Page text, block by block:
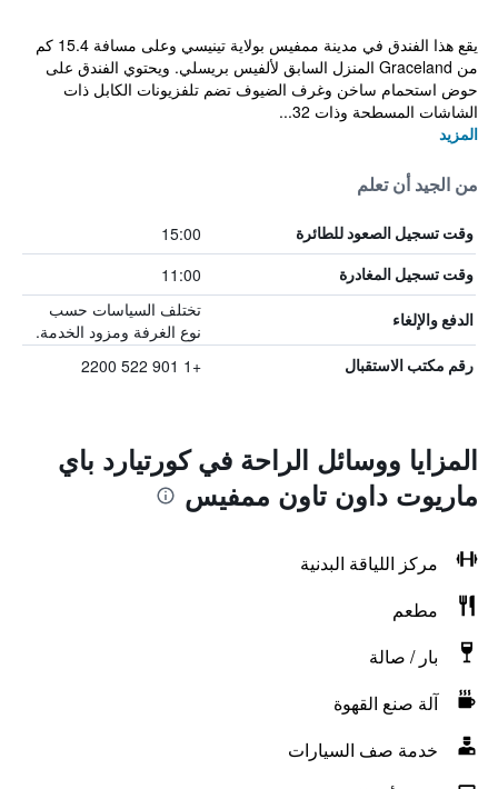
يقع هذا الفندق في مدينة ممفيس بولاية تينيسي وعلى مسافة 15.4 كم
من Graceland المنزل السابق لألفيس بريسلي. ويحتوي الفندق على
حوض استحمام ساخن وغرف الضيوف تضم تلفزيونات الكابل ذات
الشاشات المسطحة وذات 32...
المزيد
من الجيد أن تعلم
وقت تسجيل الصعود للطائرة 15:00
وقت تسجيل المغادرة 11:00
الدفع والإلغاء
تختلف السياسات حسب
نوع الغرفة ومزود الخدمة.
رقم مكتب الاستقبال +1 901 522 2200
المزايا ووسائل الراحة في كورتيارد باي
ماريوت داون تاون ممفيس
مركز اللياقة البدنية
مطعم
بار / صالة
آلة صنع القهوة
خدمة صف السيارات